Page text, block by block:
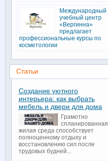
Международный
учебный центр
«Вергинна»
предлагает
профессиональные курсы по
косметологии
Статьи
Создание уютного
интерьера: как выбрать
мебель и двери для дома
Грамотно
спланированная
жилая среда способствует
полноценному отдыху и
восстановлению сил после
трудовых будней...